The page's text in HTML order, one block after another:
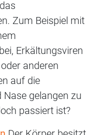
Zum Beispiel mit
Erkältungsviren
anderen
auf die
gelangen zu
passiert ist?